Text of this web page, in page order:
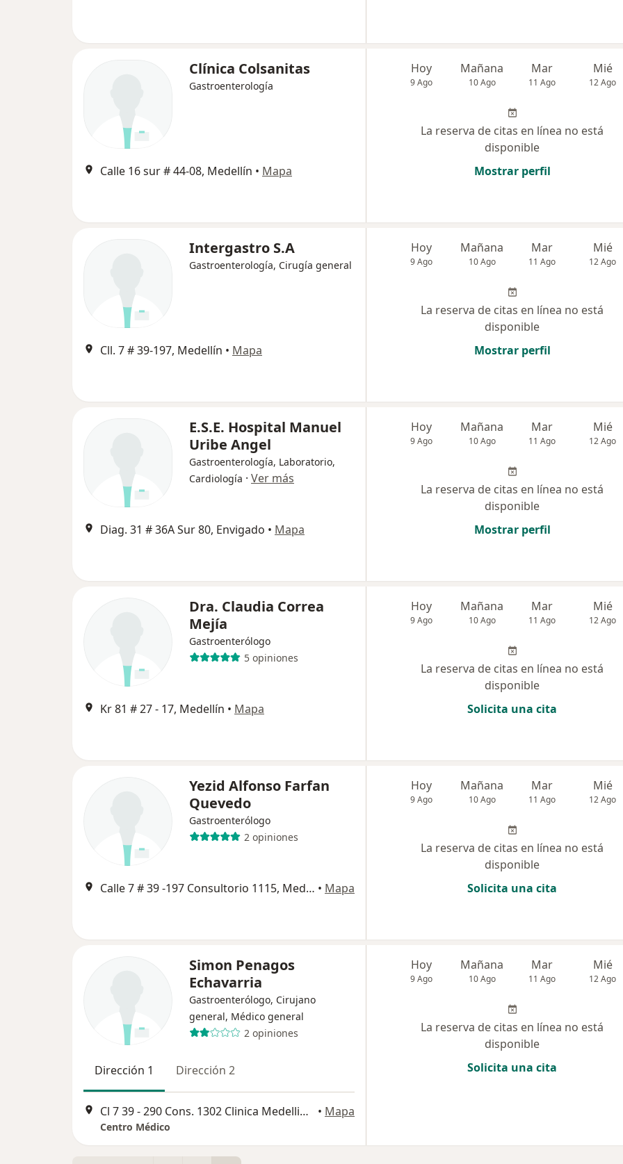
Clínica Colsanitas
Gastroenterología
Calle 16 sur # 44-08, Medellín • Mapa
Hoy
9 Ago
Mañana
10 Ago
Mar
11 Ago
Mié
12 Ago
La reserva de citas en línea no está
disponible
Mostrar perfil
Intergastro S.A
Gastroenterología, Cirugía general
Cll. 7 # 39-197, Medellín • Mapa
Hoy
9 Ago
Mañana
10 Ago
Mar
11 Ago
Mié
12 Ago
La reserva de citas en línea no está
disponible
Mostrar perfil
E.S.E. Hospital Manuel
Uribe Angel
Gastroenterología, Laboratorio,
Cardiología · Ver más
Diag. 31 # 36A Sur 80, Envigado • Mapa
Hoy
9 Ago
Mañana
10 Ago
Mar
11 Ago
Mié
12 Ago
La reserva de citas en línea no está
disponible
Mostrar perfil
Dra. Claudia Correa
Mejía
Gastroenterólogo
5 opiniones
Kr 81 # 27 - 17, Medellín • Mapa
Hoy
9 Ago
Mañana
10 Ago
Mar
11 Ago
Mié
12 Ago
La reserva de citas en línea no está
disponible
Solicita una cita
Yezid Alfonso Farfan
Quevedo
Gastroenterólogo
2 opiniones
Calle 7 # 39 -197 Consultorio 1115, Medellín • Mapa
Hoy
9 Ago
Mañana
10 Ago
Mar
11 Ago
Mié
12 Ago
La reserva de citas en línea no está
disponible
Solicita una cita
Simon Penagos
Echavarria
Gastroenterólogo, Cirujano
general, Médico general
2 opiniones
Dirección 1 Dirección 2
Cl 7 39 - 290 Cons. 1302 Clinica Medellin El Poblado, Medellín • Mapa
Centro Médico
Hoy
9 Ago
Mañana
10 Ago
Mar
11 Ago
Mié
12 Ago
La reserva de citas en línea no está
disponible
Solicita una cita